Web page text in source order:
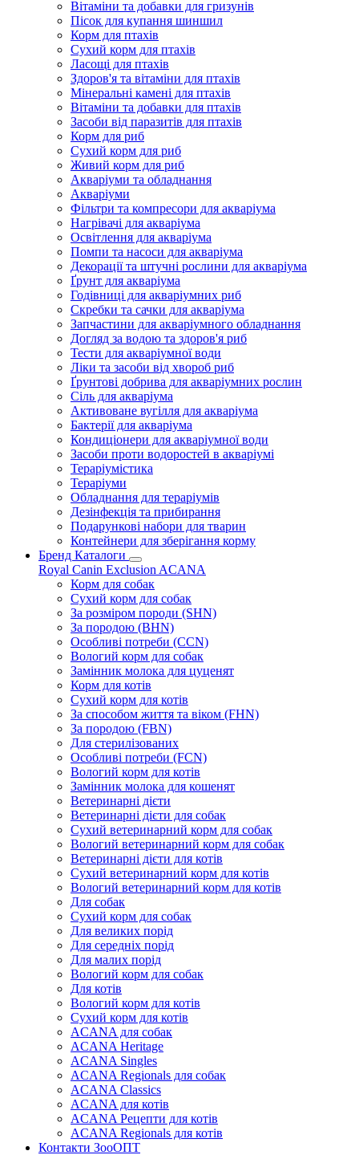
Вітаміни та добавки для гризунів
Пісок для купання шиншил
Корм для птахів
Сухий корм для птахів
Ласощі для птахів
Здоров'я та вітаміни для птахів
Мінеральні камені для птахів
Вітаміни та добавки для птахів
Засоби від паразитів для птахів
Корм для риб
Сухий корм для риб
Живий корм для риб
Акваріуми та обладнання
Акваріуми
Фільтри та компресори для акваріума
Нагрівачі для акваріума
Освітлення для акваріума
Помпи та насоси для акваріума
Декорації та штучні рослини для акваріума
Ґрунт для акваріума
Годівниці для акваріумних риб
Скребки та сачки для акваріума
Запчастини для акваріумного обладнання
Догляд за водою та здоров'я риб
Тести для акваріумної води
Ліки та засоби від хвороб риб
Ґрунтові добрива для акваріумних рослин
Сіль для акваріума
Активоване вугілля для акваріума
Бактерії для акваріума
Кондиціонери для акваріумної води
Засоби проти водоростей в акваріумі
Тераріумістика
Тераріуми
Обладнання для тераріумів
Дезінфекція та прибирання
Подарункові набори для тварин
Контейнери для зберігання корму
Бренд Каталоги
Royal Canin Exclusion ACANA
Корм для собак
Сухий корм для собак
За розміром породи (SHN)
За породою (BHN)
Особливі потреби (CCN)
Вологий корм для собак
Замінник молока для цуценят
Корм для котів
Сухий корм для котів
За способом життя та віком (FHN)
За породою (FBN)
Для стерилізованих
Особливі потреби (FCN)
Вологий корм для котів
Замінник молока для кошенят
Ветеринарні дієти
Ветеринарні дієти для собак
Сухий ветеринарний корм для собак
Вологий ветеринарний корм для собак
Ветеринарні дієти для котів
Сухий ветеринарний корм для котів
Вологий ветеринарний корм для котів
Для собак
Сухий корм для собак
Для великих порід
Для середніх порід
Для малих порід
Вологий корм для собак
Для котів
Вологий корм для котів
Сухий корм для котів
ACANA для собак
ACANA Heritage
ACANA Singles
ACANA Regionals для собак
ACANA Classics
ACANA для котів
ACANA Рецепти для котів
ACANA Regionals для котів
Контакти ЗооОПТ